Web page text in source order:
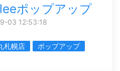
ポップアップ
03 12:53:18
札幌店
ポップアップ